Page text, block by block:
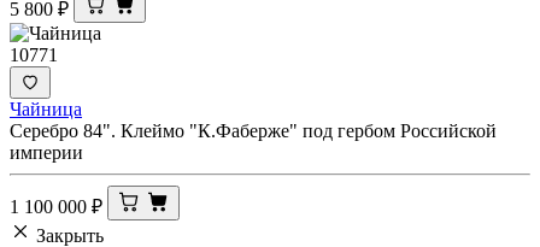
5 800 ₽
10771
Чайница
Серебро 84". Клеймо "К.Фаберже" под гербом Российской
империи
1 100 000 ₽
Закрыть